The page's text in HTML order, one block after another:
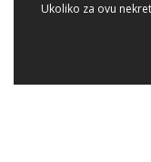
Ukoliko za ovu